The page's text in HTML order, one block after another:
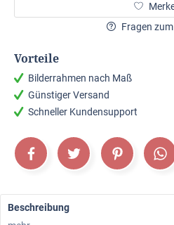
Fragen
Vorteile
Bilderrahmen nach Maß
Günstiger Versand
Schneller Kundensupport
Beschreibung